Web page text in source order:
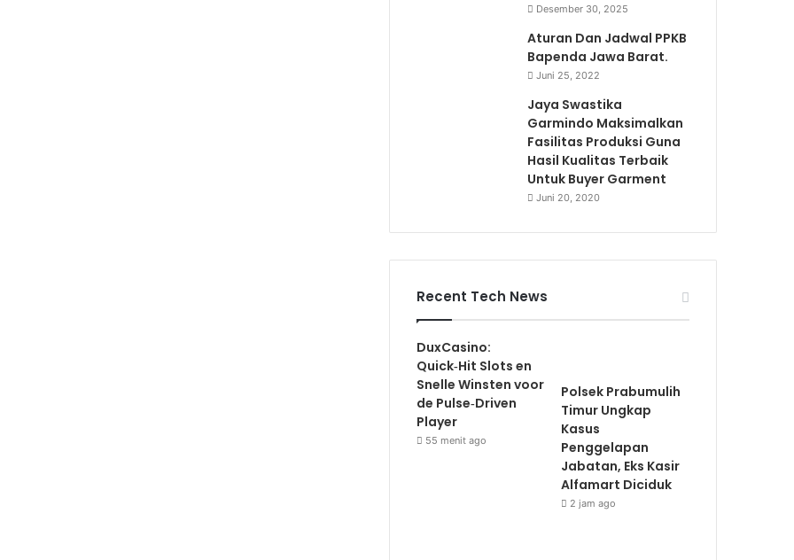
Desember 30, 2025
Aturan Dan Jadwal PPKB
Bapenda Jawa Barat.
Juni 25, 2022
Jaya Swastika
Garmindo Maksimalkan
Fasilitas Produksi Guna
Hasil Kualitas Terbaik
Untuk Buyer Garment
Juni 20, 2020
Recent Tech News
DuxCasino:
Quick‑Hit Slots en
Snelle Winsten voor
de Pulse‑Driven
Player
55 menit ago
Polsek Prabumulih
Timur Ungkap
Kasus
Penggelapan
Jabatan, Eks Kasir
Alfamart Diciduk
2 jam ago